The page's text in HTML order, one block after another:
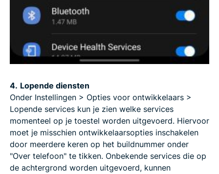
4. Lopende diensten
Onder Instellingen > Opties voor ontwikkelaars >
Lopende services kun je zien welke services
momenteel op je toestel worden uitgevoerd. Hiervoor
moet je misschien ontwikkelaarsopties inschakelen
door meerdere keren op het buildnummer onder
"Over telefoon" te tikken. Onbekende services die op
de achtergrond worden uitgevoerd, kunnen